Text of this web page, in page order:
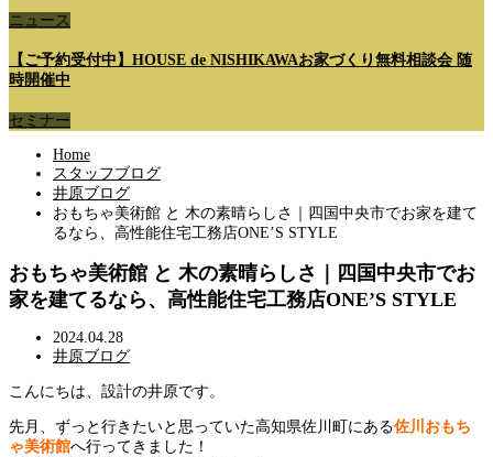
ニュース
【ご予約受付中】HOUSE de NISHIKAWAお家づくり無料相談会 随
時開催中
セミナー
Home
スタッフブログ
井原ブログ
おもちゃ美術館 と 木の素晴らしさ｜四国中央市でお家を建て
るなら、高性能住宅工務店ONE’S STYLE
おもちゃ美術館 と 木の素晴らしさ｜四国中央市でお
家を建てるなら、高性能住宅工務店ONE’S STYLE
2024.04.28
井原ブログ
こんにちは、設計の井原です。
先月、ずっと行きたいと思っていた高知県佐川町にある佐川おもち
ゃ美術館へ行ってきました！